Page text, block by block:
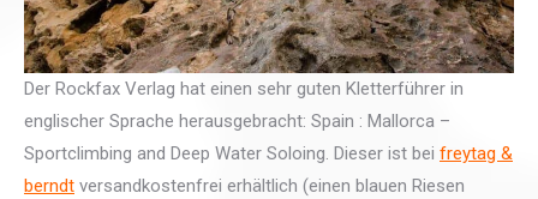
Der Rockfax Verlag hat einen sehr guten Kletterführer in
englischer Sprache herausgebracht: Spain : Mallorca –
Sportclimbing and Deep Water Soloing. Dieser ist bei freytag &
berndt versandkostenfrei erhältlich (einen blauen Riesen